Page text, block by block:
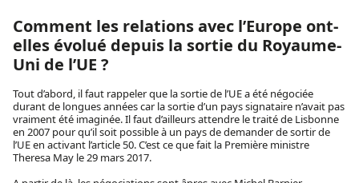
Comment les relations avec l’Europe ont-
elles évolué depuis la sortie du Royaume-
Uni de l’UE ?
Tout d’abord, il faut rappeler que la sortie de l’UE a été négociée
durant de longues années car la sortie d’un pays signataire n’avait pas
vraiment été imaginée. Il faut d’ailleurs attendre le traité de Lisbonne
en 2007 pour qu’il soit possible à un pays de demander de sortir de
l’UE en activant l’article 50. C’est ce que fait la Première ministre
Theresa May le 29 mars 2017.